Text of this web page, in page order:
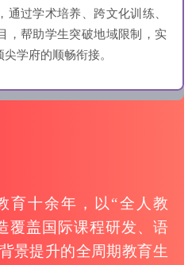
过学术培养、跨文化训练、
，帮助学生突破地域限制，实
学府的顺畅衔接。
育十余年，以“全人教
覆盖国际课程研发、语
景提升的全周期教育生